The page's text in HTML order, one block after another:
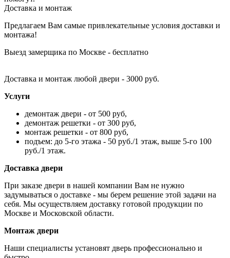
Доставка и монтаж
Предлагаем Вам самые привлекательные условия доставки и
монтажа!
Выезд замерщика по Москве - бесплатно
Доставка и монтаж любой двери - 3000 руб.
Услуги
демонтаж двери - от 500 руб,
демонтаж решетки - от 300 руб,
монтаж решетки - от 800 руб,
подъем: до 5-го этажа - 50 руб./1 этаж, выше 5-го 100
руб./1 этаж.
Доставка двери
При заказе двери в нашей компании Вам не нужно
задумываться о доставке - мы берем решение этой задачи на
себя. Мы осуществляем доставку готовой продукции по
Москве и Московской области.
Монтаж двери
Наши специалисты установят дверь профессионально и